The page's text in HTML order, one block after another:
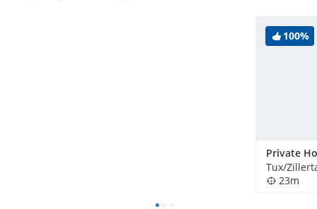
100%
Tux/
23m